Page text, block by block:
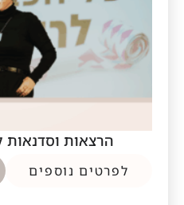
הרצאות וסדנאות
לפרטים נוספים